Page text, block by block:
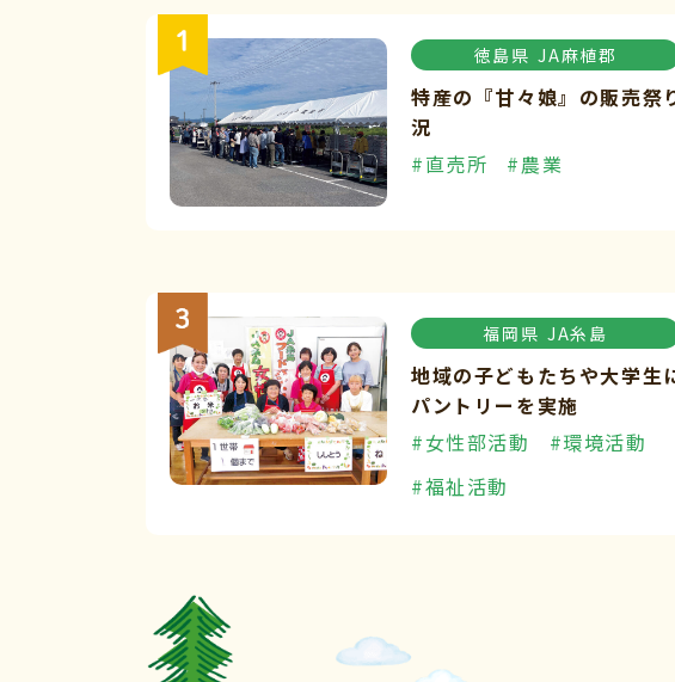
徳島県 JA麻植郡
特産の『甘々娘』の販売祭
況
#直売所
#農業
福岡県 JA糸島
地域の子どもたちや大学生
パントリーを実施
#女性部活動
#環境活動
#福祉活動